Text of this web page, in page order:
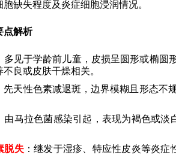
缺失程度及炎症细胞浸润情况。
点解析
多见于学龄前儿童，皮损呈圆形或椭圆
良或皮肤干燥相关。
先天性色素减退斑，边界模糊且形态不
由马拉色菌感染引起，表现为褐色或淡
脱失：继发于湿疹、特应性皮炎等炎症